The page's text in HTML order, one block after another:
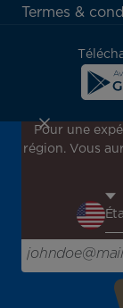
menu
Termes &
Inscrivez-vous
Recevez en
l'inspiration
Saisissez votre
Pour une
région. Vous